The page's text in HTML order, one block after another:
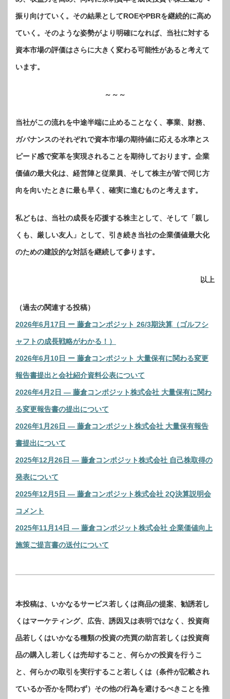
振り向けていく。その結果としてROEやPBRを継続的に高め
ていく。そのような姿勢がより明確になれば、当社に対する
資本市場の評価はさらに大きく変わる可能性があると考えて
います。
～～～
当社がこの流れを中途半端に止めることなく、事業、財務、
ガバナンスのそれぞれで資本市場の期待値に応える水準とス
ピード感で変革を実現されることを期待しております。企業
価値の最大化は、経営陣と従業員、そして株主が皆で同じ方
向を向いたときに最も早く、確実に進むものと考えます。
私どもは、当社の成長を応援する株主として、そして「親し
くも、厳しい友人」として、引き続き当社の企業価値最大化
のための建設的な対話を継続して参ります。
以上
（過去の関連する投稿）
2026年6月17日 ー 藤倉コンポジット 26/3期決算（ゴルフシ
ャフトの成長戦略がわかる！）
2026年6月10日 ー 藤倉コンポジット 大量保有に関わる変更
報告書提出と会社紹介資料公表について
2026年4月2日 ― 藤倉コンポジット株式会社 大量保有に関わ
る変更報告書の提出について
2026年1月26日 ― 藤倉コンポジット株式会社 大量保有報告
書提出について
2025年12月26日 ― 藤倉コンポジット株式会社 自己株取得の
発表について
2025年12月5日 ― 藤倉コンポジット株式会社 2Q決算説明会
コメント
2025年11月14日 ― 藤倉コンポジット株式会社 企業価値向上
施策ご提言書の送付について
本投稿は、いかなるサービス若しくは商品の提案、勧誘若し
くはマーケティング、広告、誘因又は表明ではなく、投資商
品若しくはいかなる種類の投資の売買の助言若しくは投資商
品の購入し若しくは売却すること、何らかの投資を行うこ
と、何らかの取引を実行すること若しくは（条件が記載され
ているか否かを問わず）その他の行為を避けるべきことを推